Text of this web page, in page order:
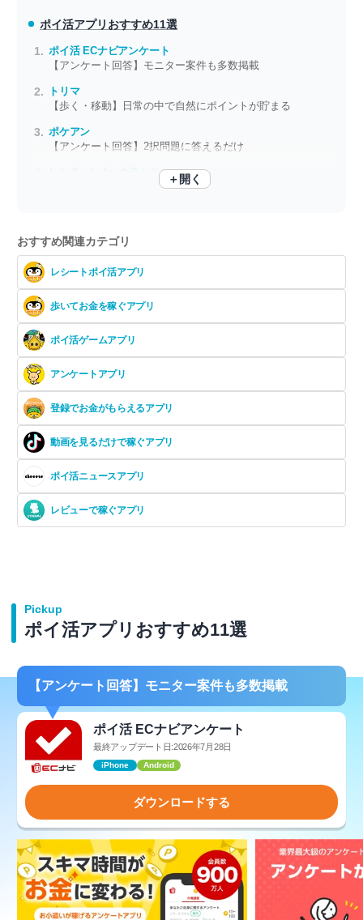
ポイ活アプリ おすすめ11選
ポイ活 ECナビアンケート
【アンケート回答】モニター案件も多数掲載
トリマ
【歩く・移動】日常の中で自然にポイントが貯まる
ポケアン
【アンケート回答】2択問題に答えるだけ
レシチャレ by クラシル
【レシート投稿】買い物ついでにポイントゲット
＋開く
おすすめ関連カテゴリ
レシートポイ活アプリ
歩いてお金を稼ぐアプリ
ポイ活ゲームアプリ
アンケートアプリ
登録でお金がもらえるアプリ
動画を見るだけで稼ぐアプリ
ポイ活ニュースアプリ
レビューで稼ぐアプリ
Pickup
ポイ活アプリおすすめ11選
【アンケート回答】モニター案件も多数掲載
ポイ活 ECナビアンケート
最終アップデート日:2026年7月28日
iPhone Android
ダウンロードする